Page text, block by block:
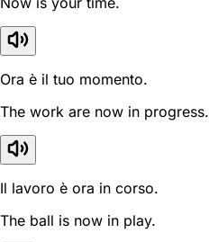
Ora è il tuo momento.
The work are now in progress.
Il lavoro è ora in corso.
The ball is now in play.